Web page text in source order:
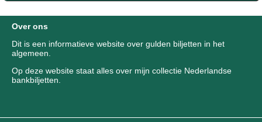
Over ons
Dit is een informatieve website over gulden biljetten in het
algemeen.
Op deze website staat alles over mijn collectie Nederlandse
bankbiljetten.